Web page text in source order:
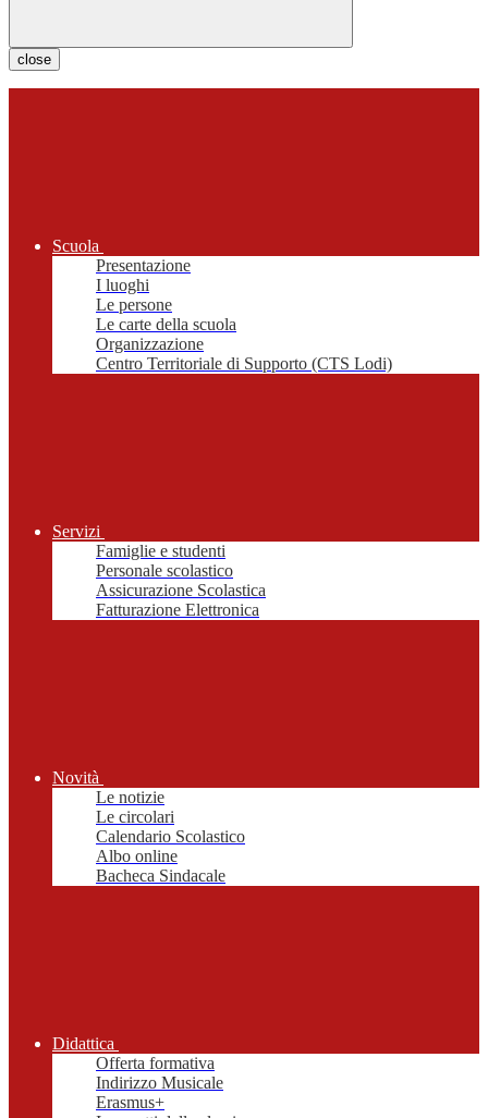
close
Scuola
Presentazione
I luoghi
Le persone
Le carte della scuola
Organizzazione
Centro Territoriale di Supporto (CTS Lodi)
Servizi
Famiglie e studenti
Personale scolastico
Assicurazione Scolastica
Fatturazione Elettronica
Novità
Le notizie
Le circolari
Calendario Scolastico
Albo online
Bacheca Sindacale
Didattica
Offerta formativa
Indirizzo Musicale
Erasmus+